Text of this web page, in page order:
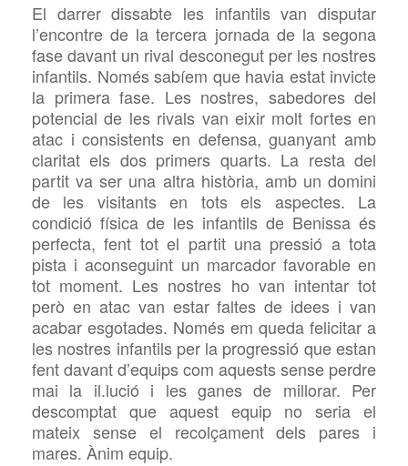
El darrer dissabte les infantils van disputar
l’encontre de la tercera jornada de la segona
fase davant un rival desconegut per les nostres
infantils. Només sabíem que havia estat invicte
la primera fase. Les nostres, sabedores del
potencial de les rivals van eixir molt fortes en
atac i consistents en defensa, guanyant amb
claritat els dos primers quarts. La resta del
partit va ser una altra història, amb un domini
de les visitants en tots els aspectes. La
condició física de les infantils de Benissa és
perfecta, fent tot el partit una pressió a tota
pista i aconseguint un marcador favorable en
tot moment. Les nostres ho van intentar tot
però en atac van estar faltes de idees i van
acabar esgotades. Només em queda felicitar a
les nostres infantils per la progressió que estan
fent davant d’equips com aquests sense perdre
mai la il.lució i les ganes de millorar. Per
descomptat que aquest equip no seria el
mateix sense el recolçament dels pares i
mares. Ànim equip.